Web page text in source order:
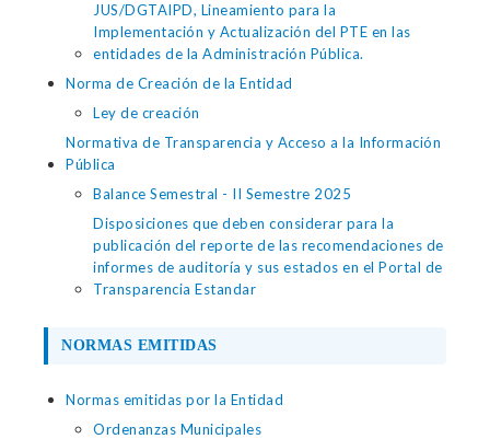
JUS/DGTAIPD, Lineamiento para la
Implementación y Actualización del PTE en las
entidades de la Administración Pública.
Norma de Creación de la Entidad
Ley de creación
Normativa de Transparencia y Acceso a la Información
Pública
Balance Semestral - II Semestre 2025
Disposiciones que deben considerar para la
publicación del reporte de las recomendaciones de
informes de auditoría y sus estados en el Portal de
Transparencia Estandar
NORMAS EMITIDAS
Normas emitidas por la Entidad
Ordenanzas Municipales